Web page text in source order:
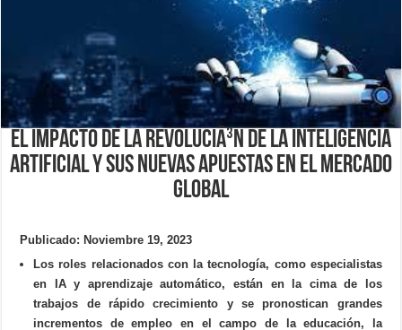
El impacto de la revoluciÃ³n de la Inteligencia
Artificial y sus nuevas apuestas en el mercado
global
Publicado: Noviembre 19, 2023
Los roles relacionados con la tecnología, como especialistas
en IA y aprendizaje automático, están en la cima de los
trabajos de rápido crecimiento y se pronostican grandes
incrementos de empleo en el campo de la educación, la